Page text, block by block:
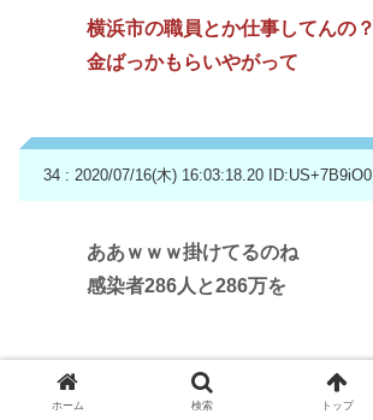
横浜市の職員とか仕事してんの？
金ばっかもらいやがって
34 : 2020/07/16(木) 16:03:18.20 ID:US+7B9iO0
ああｗｗｗ掛けてるのね
感染者286人と286万を
35 : 2020/07/16(木) 16:03:34.39 ID:GfraNAZf0
ホーム 検索 トップ